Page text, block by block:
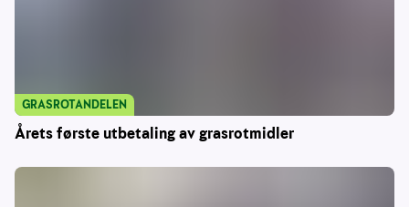
Årets første utbetaling av grasrotmidler
GRASROTANDELEN